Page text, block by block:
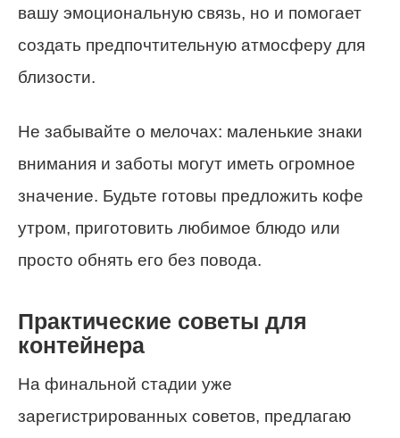
вашу эмоциональную связь, но и помогает
создать предпочтительную атмосферу для
близости.
Не забывайте о мелочах: маленькие знаки
внимания и заботы могут иметь огромное
значение. Будьте готовы предложить кофе
утром, приготовить любимое блюдо или
просто обнять его без повода.
Практические советы для
контейнера
На финальной стадии уже
зарегистрированных советов, предлагаю